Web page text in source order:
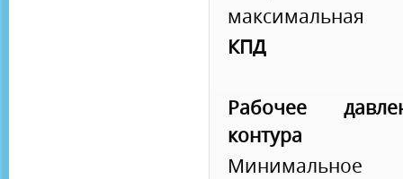
максимальная
КПД
Рабочее
контура
Минимальное